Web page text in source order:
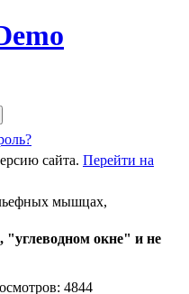
сайта. Перейти на
мышцах,
окне" и не
4844